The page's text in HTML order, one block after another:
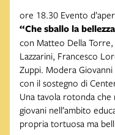
ore 18.30 Evento
“Che sballo la
con Matteo Della Torre,
Lazzarini, Francesco
Zuppi. Modera
con il sostegno di
Una tavola rotonda
giovani nell’ambito
propria tortuosa ma